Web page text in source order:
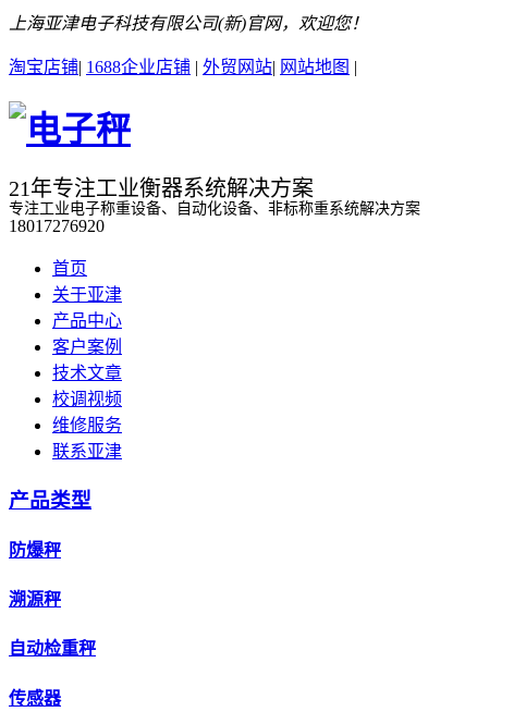
上海亚津电子科技有限公司(新)官网，欢迎您！
淘宝店铺| 1688企业店铺 | 外贸网站| 网站地图 |
21年专注工业衡器系统解决方案
专注工业电子称重设备、自动化设备、非标称重系统解决方案
18017276920
首页
关于亚津
产品中心
客户案例
技术文章
校调视频
维修服务
联系亚津
产品类型
防爆秤
溯源秤
自动检重秤
传感器